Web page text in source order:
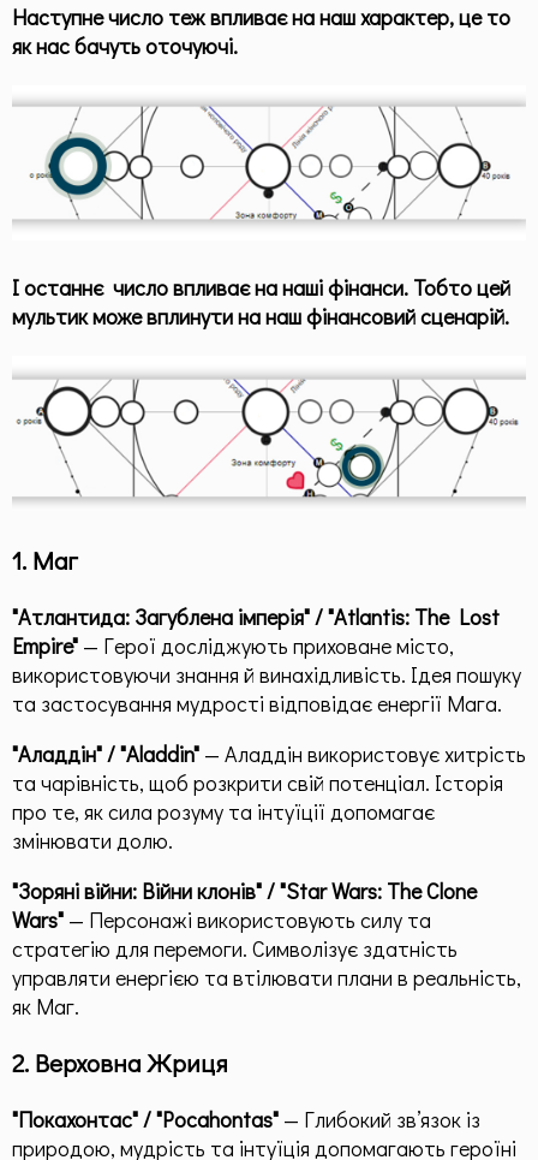
Наступне число теж впливає на наш характер, це то
як нас бачуть оточуючі.
І останнє число впливає на наші фінанси. Тобто цей
мультик може вплинути на наш фінансовий сценарій.
1. Маг
"Атлантида: Загублена імперія" / "Atlantis: The Lost
Empire" — Герої досліджують приховане місто,
використовуючи знання й винахідливість. Ідея пошуку
та застосування мудрості відповідає енергії Мага.
"Аладдін" / "Aladdin" — Аладдін використовує хитрість
та чарівність, щоб розкрити свій потенціал. Історія
про те, як сила розуму та інтуїції допомагає
змінювати долю.
"Зоряні війни: Війни клонів" / "Star Wars: The Clone
Wars" — Персонажі використовують силу та
стратегію для перемоги. Символізує здатність
управляти енергією та втілювати плани в реальність,
як Маг.
2. Верховна Жриця
"Покахонтас" / "Pocahontas" — Глибокий зв’язок із
природою, мудрість та інтуїція допомагають героїні